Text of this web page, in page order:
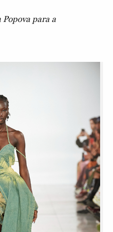
Popova para a